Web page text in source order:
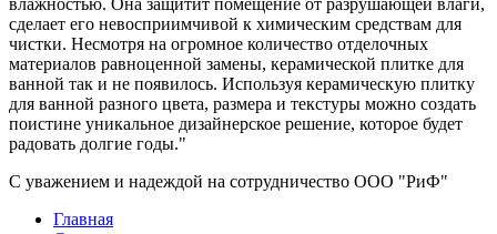
влажностью. Она защитит помещение от разрушающей влаги,
сделает его невосприимчивой к химическим средствам для
чистки. Несмотря на огромное количество отделочных
материалов равноценной замены, керамической плитке для
ванной так и не появилось. Используя керамическую плитку
для ванной разного цвета, размера и текстуры можно создать
поистине уникальное дизайнерское решение, которое будет
радовать долгие годы."
С уважением и надеждой на сотрудничество ООО "РиФ"
Главная